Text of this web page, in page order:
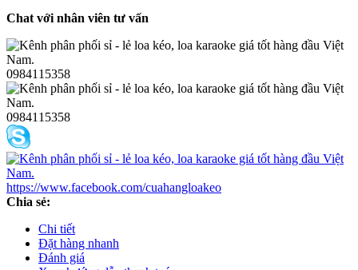
Chat với nhân viên tư vấn
0984115358
0984115358
https://www.facebook.com/cuahangloakeo
Chia sẻ:
Chi tiết
Đặt hàng nhanh
Đánh giá